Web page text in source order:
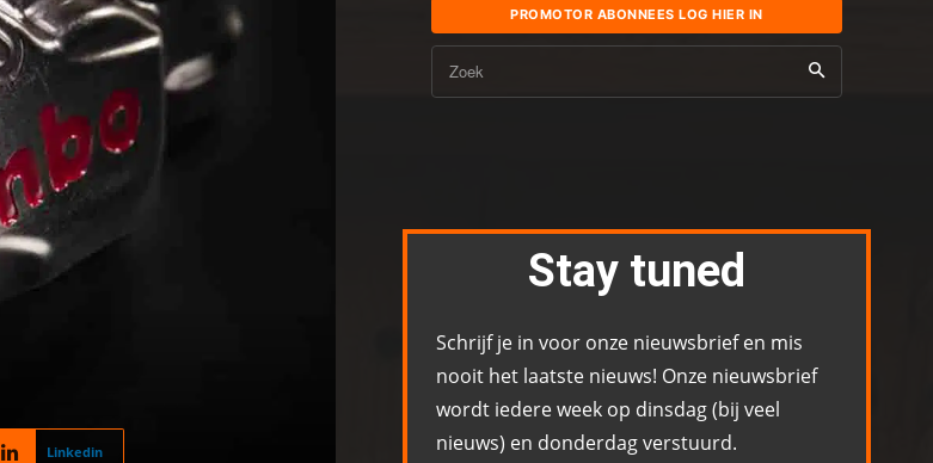
Linkedin
PROMOTOR ABONNEES LOG HIER IN
Zoek
Stay tuned
Schrijf je in voor onze nieuwsbrief en mis
nooit het laatste nieuws! Onze nieuwsbrief
wordt iedere week op dinsdag (bij veel
nieuws) en donderdag verstuurd.